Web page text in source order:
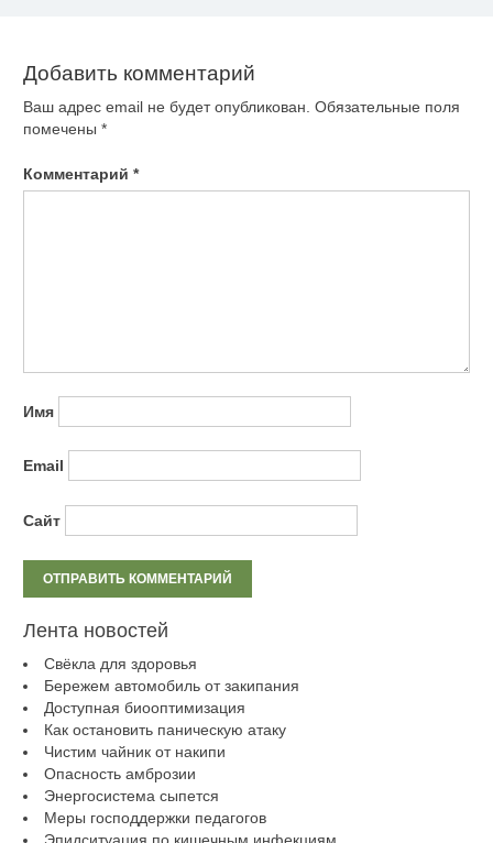
Добавить комментарий
Ваш адрес email не будет опубликован. Обязательные поля
помечены *
Комментарий *
Имя
Email
Сайт
Лента новостей
Свёкла для здоровья
Бережем автомобиль от закипания
Доступная биооптимизация
Как остановить паническую атаку
Чистим чайник от накипи
Опасность амброзии
Энергосистема сыпется
Меры господдержки педагогов